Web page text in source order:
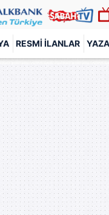
RESMI İLANLAR